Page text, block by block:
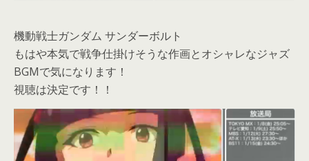
機動戦士ガンダム サンダーボルト
もはや本気で戦争仕掛けそうな作画とオシャレなジャズ
BGMで気になります！
視聴は決定です！！